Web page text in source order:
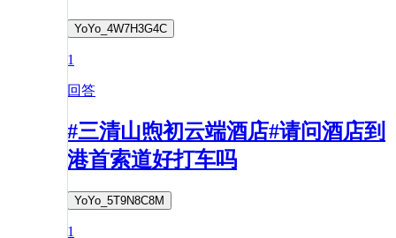
YoYo_4W7H3G4C
1
回答
#三清山煦初云端酒店#请问酒店到
港首索道好打车吗
YoYo_5T9N8C8M
1